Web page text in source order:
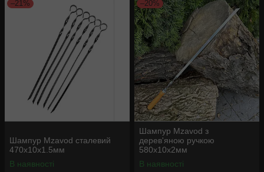
–21%
Шампур Mzavod сталевий
470х10х1.5мм
В наявності
–20%
Шампур Mzavod з
дерев'яною ручкою
580х10х2мм
В наявності